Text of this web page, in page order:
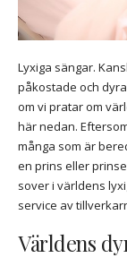
Lyxiga sängar.
påkostade och
om vi pratar om
här nedan.
många som är
en prins eller
sover i världens
service av
Världens